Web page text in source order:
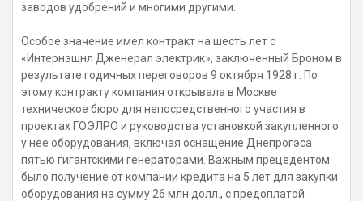
заводов удобрений и многими другими.
Особое значение имел контракт на шесть лет с
«Интернэшнл Дженерал электрик», заключенный Броном в
результате годичных переговоров 9 октября 1928 г. По
этому контракту компания открывала в Москве
техническое бюро для непосредственного участия в
проектах ГОЭЛРО и руководства установкой закупленного
у нее оборудования, включая оснащение Днепрогэса
пятью гигантскими генераторами. Важным прецедентом
было получение от компании кредита на 5 лет для закупки
оборудования на сумму 26 млн долл., с предоплатой